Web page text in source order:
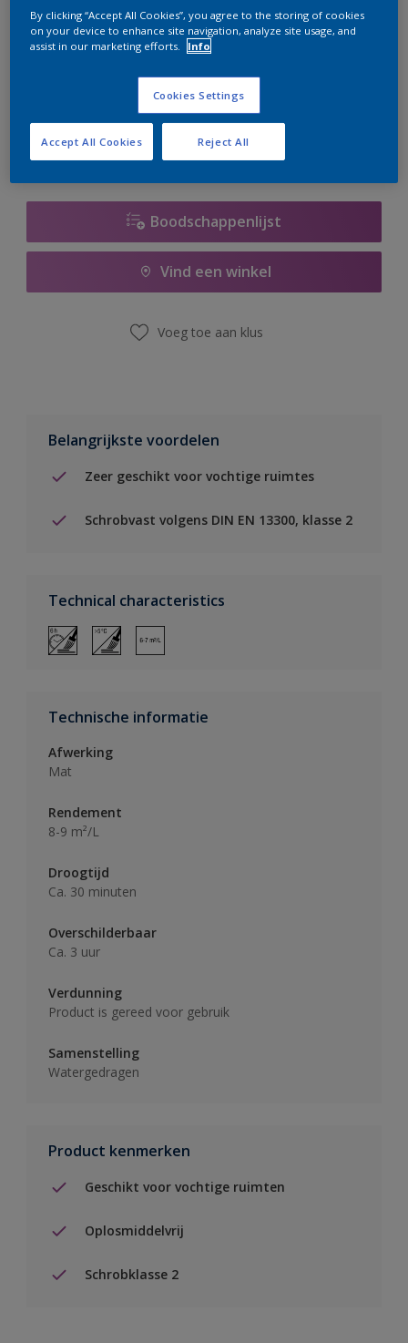
er hard aan om de voorraad aan te vullen.
Boodschappenlijst
Vind een winkel
Voeg toe aan klus
Belangrijkste voordelen
Zeer geschikt voor vochtige ruimtes
Schrobvast volgens DIN EN 13300, klasse 2
Technical characteristics
Technische informatie
Afwerking
Mat
Rendement
8-9 m²/L
Droogtijd
Ca. 30 minuten
Overschilderbaar
Ca. 3 uur
Verdunning
Product is gereed voor gebruik
Samenstelling
Watergedragen
Product kenmerken
Geschikt voor vochtige ruimten
Oplosmiddelvrij
Schrobklasse 2
By clicking “Accept All Cookies”, you agree to the storing of cookies
on your device to enhance site navigation, analyze site usage, and
assist in our marketing efforts.
Info
Cookies Settings
Reject All
Accept All Cookies